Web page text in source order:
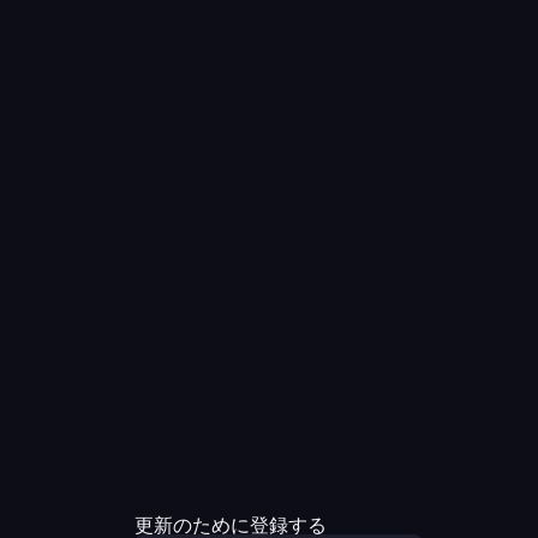
更新のために登録する